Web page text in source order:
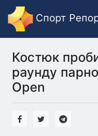
Спорт
Костюк
раунду
Open